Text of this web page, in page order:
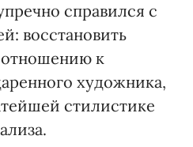
справился с
восстановить
отношению к
художника,
стилистике